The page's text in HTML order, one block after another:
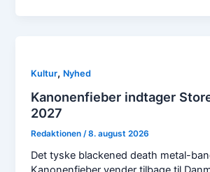
Kultur, Nyhed
Kanonenfieber indtager
2027
Redaktionen/8. august 2026
Det tyske blackened death metal-